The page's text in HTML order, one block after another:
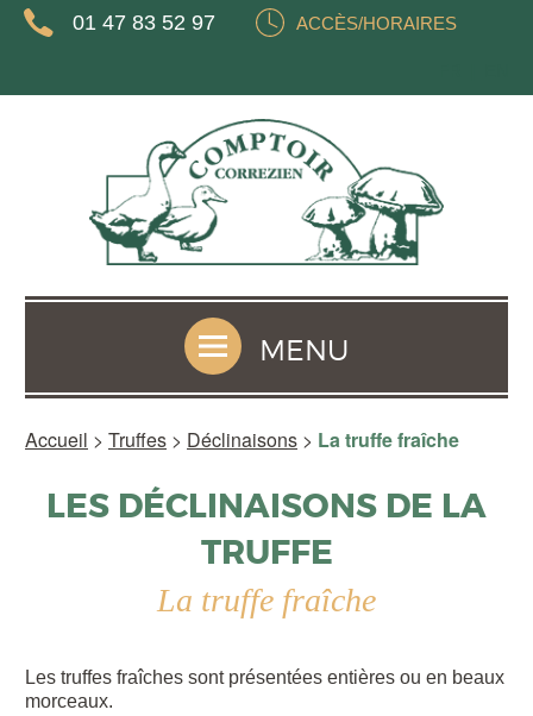
01 47 83 52 97 ACCÈS/HORAIRES
MENU
Accueil > Truffes > Déclinaisons > La truffe fraîche
LES DÉCLINAISONS DE LA
TRUFFE
La truffe fraîche
Les truffes fraîches sont présentées entières ou en beaux
morceaux.